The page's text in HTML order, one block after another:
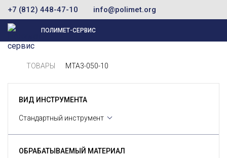
+7 (812) 448-47-10 info@polimet.org
ПОЛИМЕТ-СЕРВИС
ТОВАРЫ MTA3-050-10
ВИД ИНСТРУМЕНТА
Стандартный инструмент
ОБРАБАТЫВАЕМЫЙ МАТЕРИАЛ